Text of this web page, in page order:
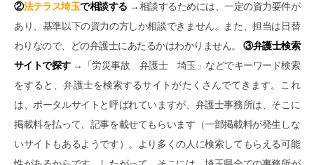
②法テラス埼玉で相談する →相談するためには、一定の資力要件が
あり、基準以下の資力の方しか相談できません。また、担当は日替
わりなので、どの弁護士にあたるかはわかりません。③弁護士検索
サイトで探す→「労災事故 弁護士 埼玉」などでキーワード検索
をすると、弁護士を検索するサイトがたくさんでてきます。これ
は、ポータルサイトと呼ばれていますが、弁護士事務所は、そこに
掲載料を払って、記事を載せてもらいます（一部掲載料が発生しな
いサイトもあるようです）。より多くの人に検索してもらえる可能